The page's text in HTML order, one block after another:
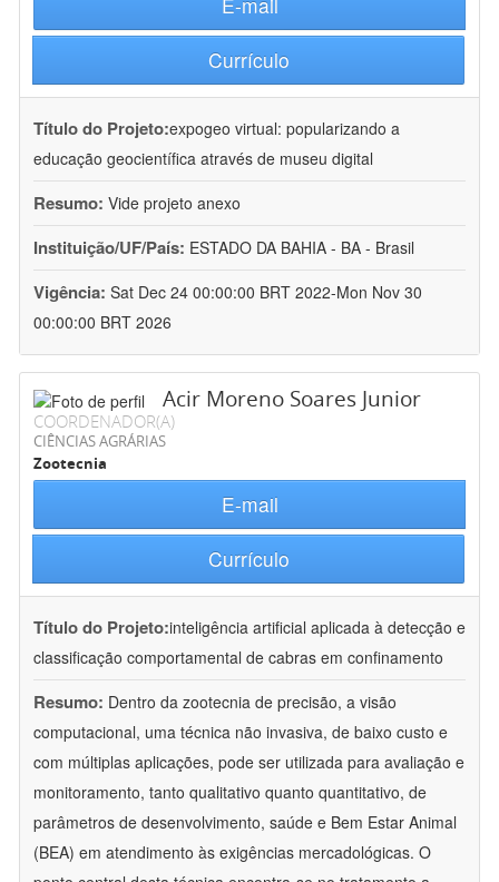
Currículo
Título do Projeto:expogeo virtual: popularizando a
educação geocientífica através de museu digital
Resumo: Vide projeto anexo
Instituição/UF/País: ESTADO DA BAHIA - BA - Brasil
Vigência: Sat Dec 24 00:00:00 BRT 2022-Mon Nov 30
00:00:00 BRT 2026
Acir Moreno Soares Junior
COORDENADOR(A)
CIÊNCIAS AGRÁRIAS
Zootecnia
E-mail
Currículo
Título do Projeto:inteligência artificial aplicada à detecção e
classificação comportamental de cabras em confinamento
Resumo: Dentro da zootecnia de precisão, a visão
computacional, uma técnica não invasiva, de baixo custo e
com múltiplas aplicações, pode ser utilizada para avaliação e
monitoramento, tanto qualitativo quanto quantitativo, de
parâmetros de desenvolvimento, saúde e Bem Estar Animal
(BEA) em atendimento às exigências mercadológicas. O